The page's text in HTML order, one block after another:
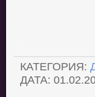
КАТЕГОРИЯ:
ДАТА: